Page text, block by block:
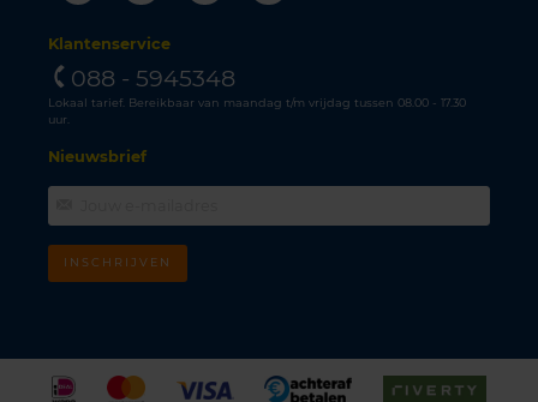
Klantenservice
088 - 5945348
Lokaal tarief. Bereikbaar van maandag t/m vrijdag tussen 08.00 - 17.30
uur.
Nieuwsbrief
INSCHRIJVEN